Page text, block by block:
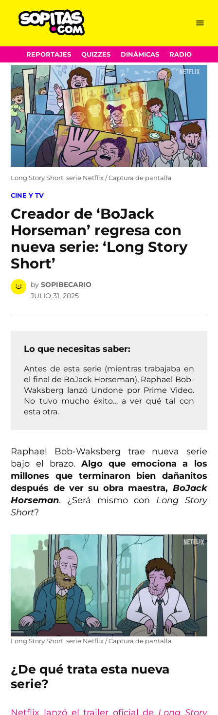
Skip
to
content
Menu
REPORTAJES QUIZZES DINÁMICAS RADIO
Long Story Short, serie Netflix / Captura de pantalla
POSTED
CINE Y TV
Creador de ‘BoJack
Horseman’ regresa con
nueva serie: ‘Long Story
Short’
by SOPIBECARIO
JULIO 31, 2025
Lo que necesitas saber:
Antes de esta serie (mientras trabajaba en
el final de BoJack Horseman), Raphael Bob-
Waksberg lanzó Undone por Prime Video.
No tuvo mucho éxito… a ver qué tal con
esta otra.
Raphael Bob-Waksberg trae nueva serie
bajo el brazo. Algo que emociona a los
millones que terminaron bien dañanitos
después de ver su obra maestra, BoJack
Horseman. ¿Será mismo con Long Story
Short?
Long Story Short, serie Netflix / Captura de pantalla
¿De qué trata esta nueva
serie?
Netflix lanzó el trailer oficial de Long Story